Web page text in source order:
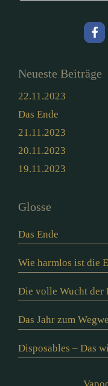
Neueste Beiträge
22.11.2023
Das Ende
21.11.2023
20.11.2023
19.11.2023
Glosse
Das Ende
Wie harmlos ist die
Die volle Wucht der
Das Jahr zum
Disposables – Das